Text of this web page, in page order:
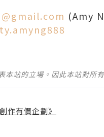
(Amy
本站的立場。因此本站對所
作有價企劃》